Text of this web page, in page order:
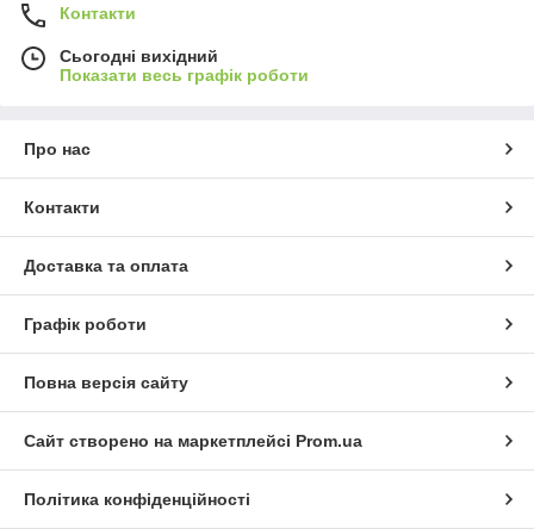
Контакти
Сьогодні вихідний
Показати весь графік роботи
Про нас
Контакти
Доставка та оплата
Графік роботи
Повна версія сайту
Сайт створено на маркетплейсі Prom.ua
Політика конфіденційності